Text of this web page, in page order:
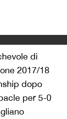
di
2017/18
dopo
per 5-0